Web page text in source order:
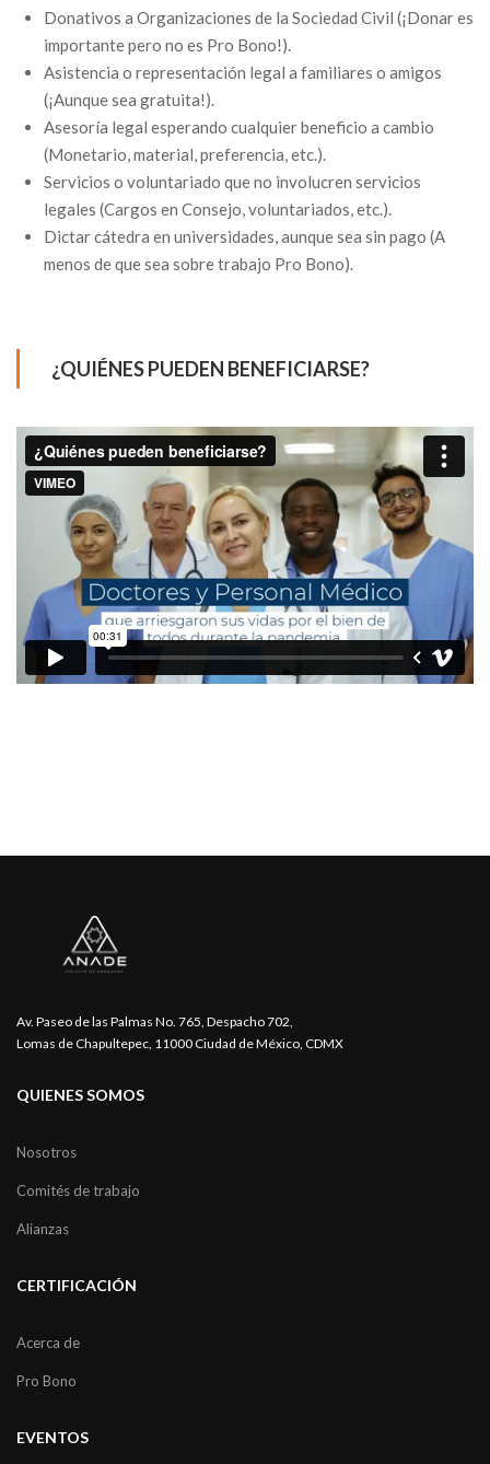
Donativos a Organizaciones de la Sociedad Civil (¡Donar es
importante pero no es Pro Bono!).
Asistencia o representación legal a familiares o amigos
(¡Aunque sea gratuita!).
Asesoría legal esperando cualquier beneficio a cambio
(Monetario, material, preferencia, etc.).
Servicios o voluntariado que no involucren servicios
legales (Cargos en Consejo, voluntariados, etc.).
Dictar cátedra en universidades, aunque sea sin pago (A
menos de que sea sobre trabajo Pro Bono).
¿QUIÉNES PUEDEN BENEFICIARSE?
Av. Paseo de las Palmas No. 765, Despacho 702,
Lomas de Chapultepec, 11000 Ciudad de México, CDMX
QUIENES SOMOS
Nosotros
Comités de trabajo
Alianzas
CERTIFICACIÓN
Acerca de
Pro Bono
EVENTOS